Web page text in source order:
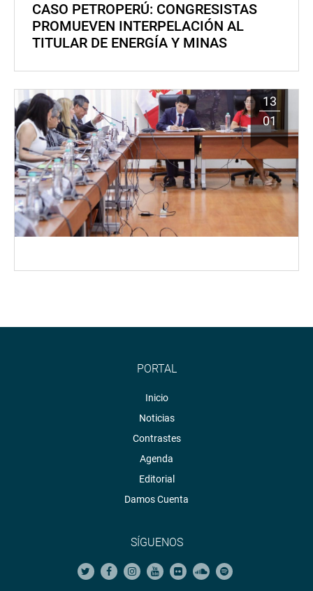
CASO PETROPERÚ: CONGRESISTAS
PROMUEVEN INTERPELACIÓN AL
TITULAR DE ENERGÍA Y MINAS
13
01
PORTAL
Inicio
Noticias
Contrastes
Agenda
Editorial
Damos Cuenta
SÍGUENOS